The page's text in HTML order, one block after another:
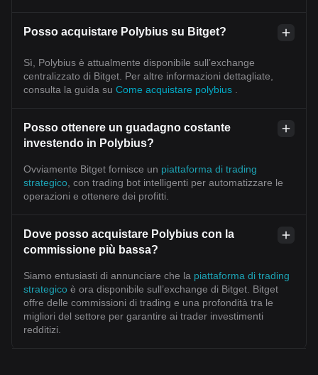
Posso acquistare Polybius su Bitget?
Sì, Polybius è attualmente disponibile sull’exchange
centralizzato di Bitget. Per altre informazioni dettagliate,
consulta la guida su Come acquistare polybius
Posso ottenere un guadagno costante
investendo in Polybius?
Ovviamente Bitget fornisce un piattaforma di trading
strategico , con trading bot intelligenti per automatizzare le
operazioni e ottenere dei profitti.
Dove posso acquistare Polybius con la
commissione più bassa?
Siamo entusiasti di annunciare che la piattaforma di trading
strategico è ora disponibile sull’exchange di Bitget. Bitget
offre delle commissioni di trading e una profondità tra le
migliori del settore per garantire ai trader investimenti
redditizi.